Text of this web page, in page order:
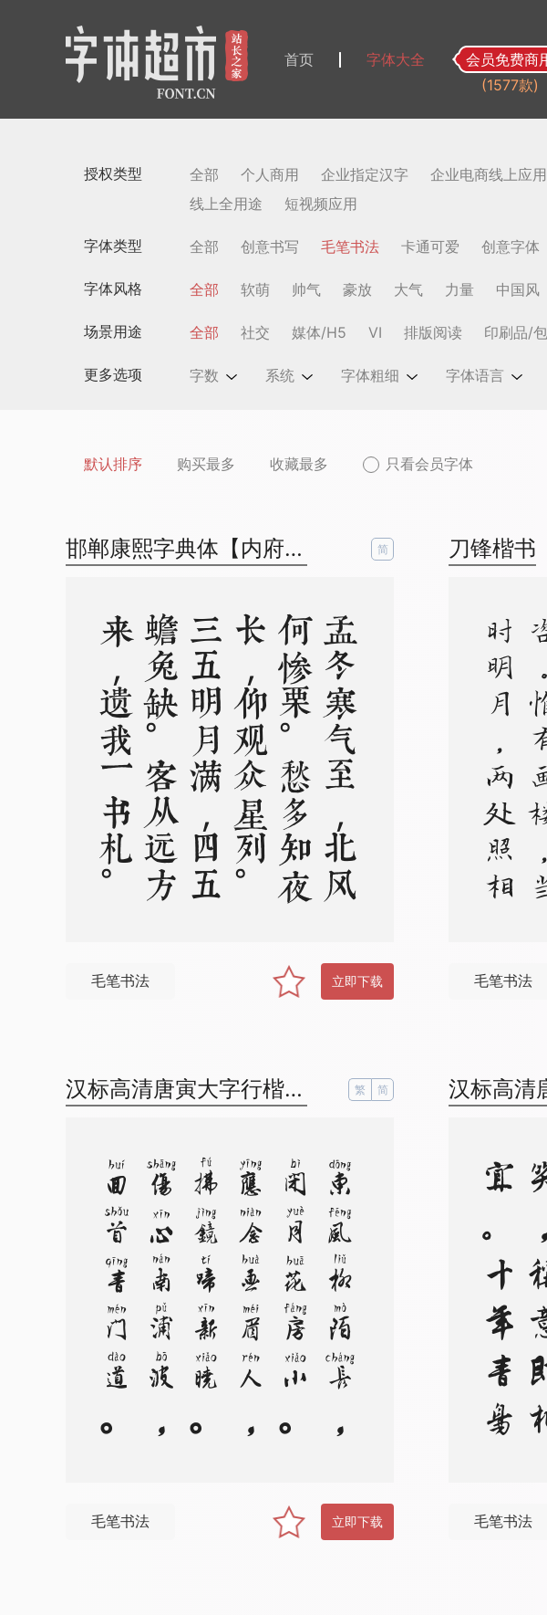
首页 字体大全
会员免费商
(1577款)
授权类型 全部 个人商用 企业指定汉字 企业电商线上应用
线上全用途
短视频应用
字体类型 全部 创意书写 毛笔书法 卡通可爱 创意字体
字体风格 全部 软萌 帅气 豪放 大气 力量 中国风
场景用途 全部 社交 媒体/H5 VI 排版阅读 印刷品/
更多选项 字数 系统 字体粗细 字体语言
默认排序 购买最多 收藏最多 只看会员字体
邯郸康熙字典体【内府简】 简
孟
冬
寒
气
至
，
北
风
何
惨
栗
。
愁
多
知
夜
长
，
仰
观
众
星
列
。
三
五
明
月
满
，
四
五
蟾
兔
缺
。
客
从
远
方
来
，
遗
我
一
书
札
。
上
言
长
相
思
，
下
言
久
离
别
。
置
书
怀
袖
中
，
三
岁
字
不
灭
。
一
心
抱
区
区
，
惧
君
不
识
察
毛笔书法 立即下载
刀锋楷书
毛笔书法
。
汉标高清唐寅大字行楷拼音 繁 简
东
风
柳
陌
长
，
闭
月
花
房
小
。
应
念
画
眉
人
，
拂
镜
啼
新
晓
。
伤
心
南
浦
波
，
回
首
青
门
道
。
记
得
绿
罗
裙
，
处
处
怜
芳
草
毛笔书法 立即下载
汉标高清
毛笔书法